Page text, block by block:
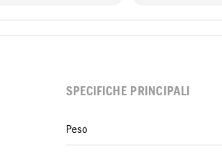
SPECIFICHE PRINCIPALI
Peso